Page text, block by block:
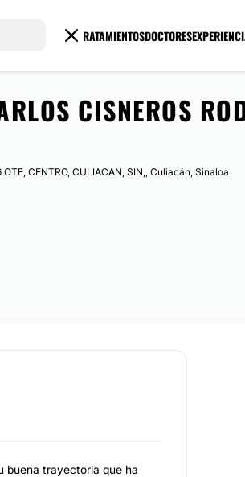
TRATAMIENTOSDOCTORES
CISNEROS
OTE, CENTRO, CULIACAN, SIN,, Culiacán, Sinaloa
buena trayectoria que ha